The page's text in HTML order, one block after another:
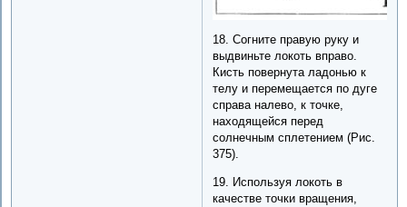
18. Согните правую руку и
выдвиньте локоть вправо.
Кисть повернута ладонью к
телу и перемещается по дуге
справа налево, к точке,
находящейся перед
солнечным сплетением (Рис.
375).
19. Используя локоть в
качестве точки вращения,